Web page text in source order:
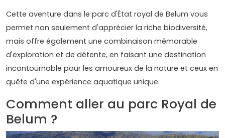
Cette aventure dans le parc d'État royal de Belum vous
permet non seulement d'apprécier la riche biodiversité,
mais offre également une combinaison mémorable
d'exploration et de détente, en faisant une destination
incontournable pour les amoureux de la nature et ceux en
quête d'une expérience aquatique unique.
Comment aller au parc Royal de
Belum ?